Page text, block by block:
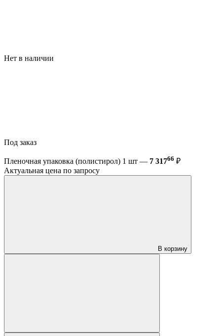
Нет в наличии
Под заказ
Пленочная упаковка (полистирол) 1 шт — 7 31766 ₽
Актуальная цена по запросу
В корзину